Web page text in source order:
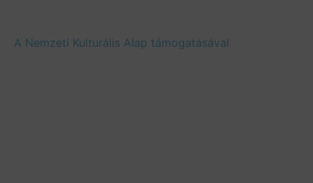
A Nemzeti Kulturális Alap támogatásával